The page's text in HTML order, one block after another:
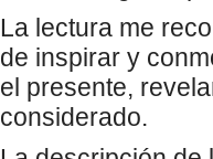
La lectura me
de inspirar y
el presente,
considerado.